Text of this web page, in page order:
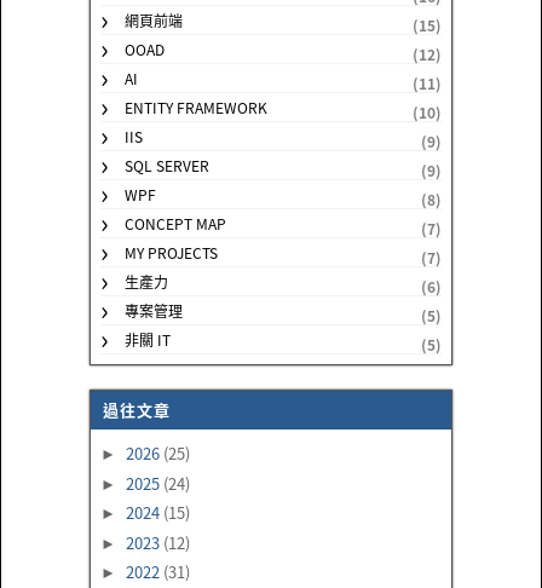
網頁前端
(15)
OOAD
(12)
AI
(11)
ENTITY FRAMEWORK
(10)
IIS
(9)
SQL SERVER
(9)
WPF
(8)
CONCEPT MAP
(7)
MY PROJECTS
(7)
生產力
(6)
專案管理
(5)
非關 IT
(5)
過往文章
► 2026 (25)
► 2025 (24)
► 2024 (15)
► 2023 (12)
► 2022 (31)